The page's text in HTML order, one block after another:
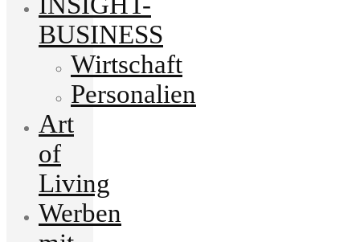
BUSINESS
Wirtschaft
Personalien
Art
of
Living
Werben